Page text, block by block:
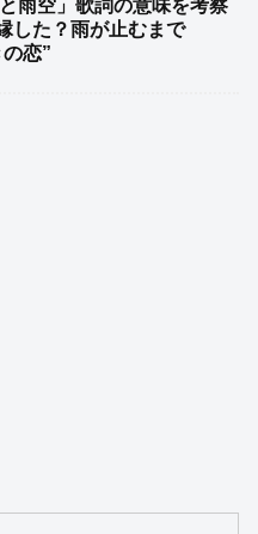
雨空」歌詞の意味を考察
した？雨が止むまで
恋”